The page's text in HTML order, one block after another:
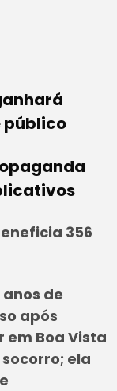
público
356
de
após
Boa Vista
ela